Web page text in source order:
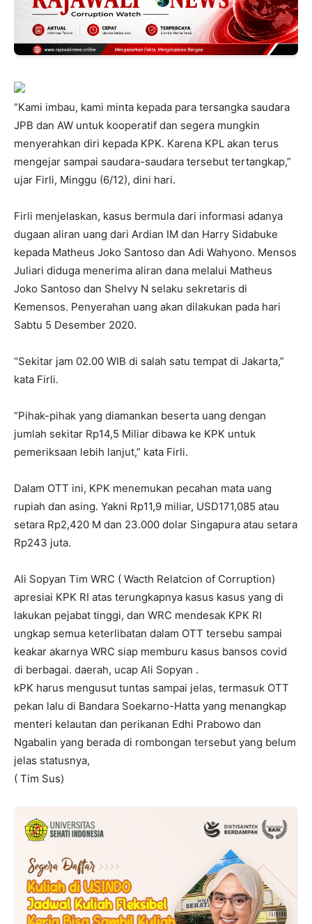
“Kami imbau, kami minta kepada para tersangka saudara
JPB dan AW untuk kooperatif dan segera mungkin
menyerahkan diri kepada KPK. Karena KPL akan terus
mengejar sampai saudara-saudara tersebut tertangkap,”
ujar Firli, Minggu (6/12), dini hari.
Firli menjelaskan, kasus bermula dari informasi adanya
dugaan aliran uang dari Ardian IM dan Harry Sidabuke
kepada Matheus Joko Santoso dan Adi Wahyono. Mensos
Juliari diduga menerima aliran dana melalui Matheus
Joko Santoso dan Shelvy N selaku sekretaris di
Kemensos. Penyerahan uang akan dilakukan pada hari
Sabtu 5 Desember 2020.
“Sekitar jam 02.00 WIB di salah satu tempat di Jakarta,”
kata Firli.
“Pihak-pihak yang diamankan beserta uang dengan
jumlah sekitar Rp14,5 Miliar dibawa ke KPK untuk
pemeriksaan lebih lanjut,” kata Firli.
Dalam OTT ini, KPK menemukan pecahan mata uang
rupiah dan asing. Yakni Rp11,9 miliar, USD171,085 atau
setara Rp2,420 M dan 23.000 dolar Singapura atau setara
Rp243 juta.
Ali Sopyan Tim WRC ( Wacth Relatcion of Corruption)
apresiai KPK RI atas terungkapnya kasus kasus yang di
lakukan pejabat tinggi, dan WRC mendesak KPK RI
ungkap semua keterlibatan dalam OTT tersebu sampai
keakar akarnya WRC siap memburu kasus bansos covid
di berbagai. daerah, ucap Ali Sopyan .
kPK harus mengusut tuntas sampai jelas, termasuk OTT
pekan lalu di Bandara Soekarno-Hatta yang menangkap
menteri kelautan dan perikanan Edhi Prabowo dan
Ngabalin yang berada di rombongan tersebut yang belum
jelas statusnya,
( Tim Sus)